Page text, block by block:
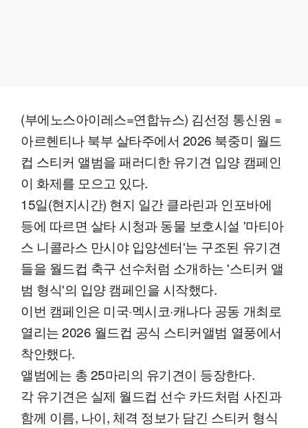
(부에노스아이레스=연합뉴스) 김선정 통신원 =
아르헨티나 북부 살타주에서 2026 북중미 월드
컵 스티커 앨범을 패러디한 유기견 입양 캠페인
이 화제를 모으고 있다.
15일(현지시간) 현지 일간 클라린과 인포바에
등에 따르면 살타 시청과 동물 보호시설 '마티아
스 니콜라스 만시야 입양센터'는 구조된 유기견
들을 월드컵 축구 선수처럼 소개하는 '스티커 앨
범 형식'의 입양 캠페인을 시작했다.
이번 캠페인은 미국·멕시코·캐나다 공동 개최로
열리는 2026 월드컵 공식 스티커앨범 열풍에서
착안했다.
앨범에는 총 25마리의 유기견이 등장한다.
각 유기견은 실제 월드컵 선수 카드처럼 사진과
함께 이름, 나이, 체격 정보가 담긴 스티커 형식